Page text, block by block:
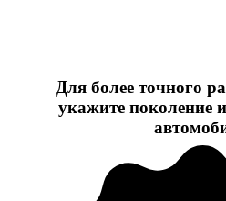
Для более точного
укажите поколение